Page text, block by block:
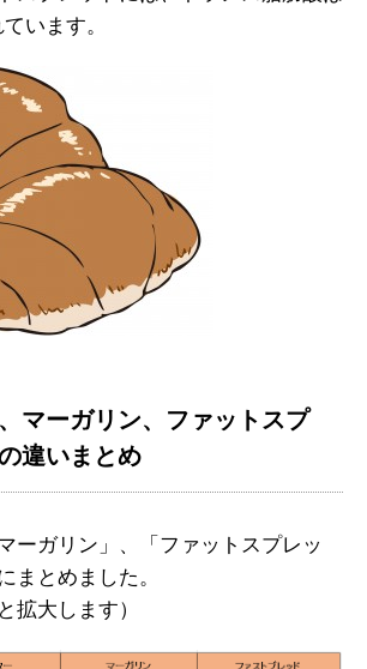
います。
マーガリン、ファットスプ
違いまとめ
ーガリン」、「ファットスプレッ
まとめました。
拡大します）